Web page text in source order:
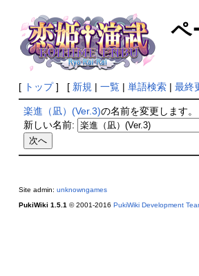
ペ
[ トップ] [ 新規 | 一覧| 単語検索| 最終
楽進（凪）(Ver.3)の名前を変更します。
新しい名前:
Site admin: unknowngames
PukiWiki 1.5.1 © 2001-2016 PukiWiki Development